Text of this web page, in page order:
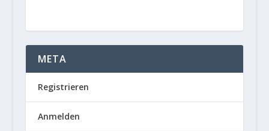
META
Registrieren
Anmelden